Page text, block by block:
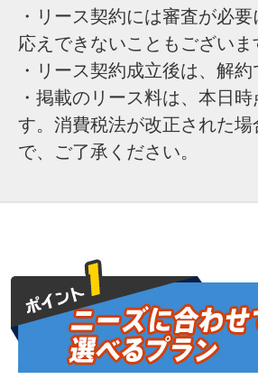
・リース契約には審査が必
応えできないこともござい
・リース契約成立後は、解約
・掲載のリース料は、本日
す。消費税法が改正された
で、ご了承ください。